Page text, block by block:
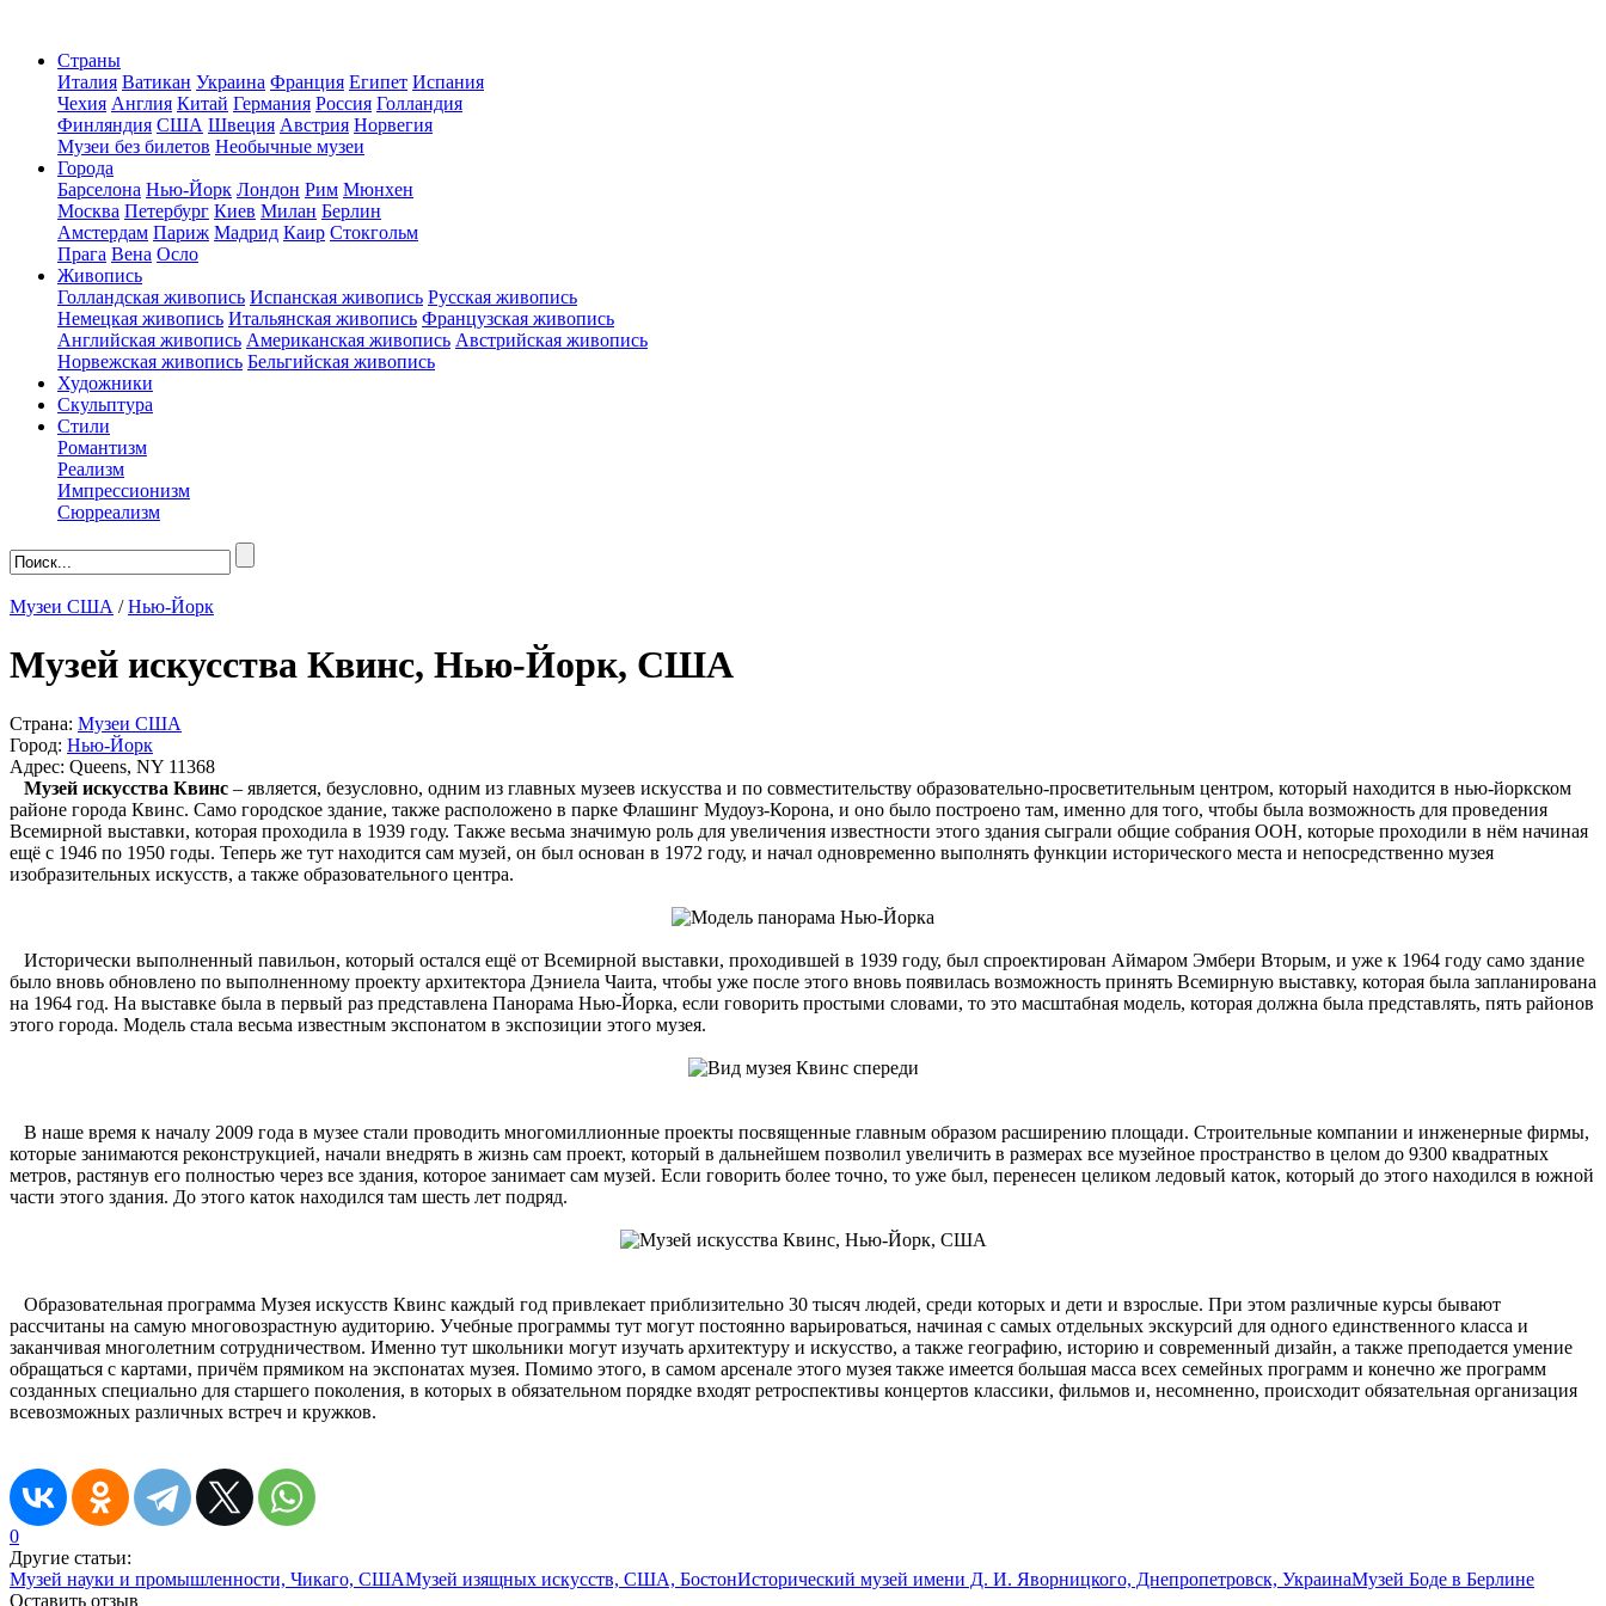
Страны
Италия Ватикан Украина Франция Египет Испания
Чехия Англия Китай Германия Россия Голландия
Финляндия США Швеция Австрия Норвегия
Музеи без билетов Необычные музеи
Города
Барселона Нью-Йорк Лондон Рим Мюнхен
Москва Петербург Киев Милан Берлин
Амстердам Париж Мадрид Каир Стокгольм
Прага Вена Осло
Живопись
Голландская живопись Испанская живопись Русская живопись
Немецкая живопись Итальянская живопись Французская живопись
Английская живопись Американская живопись Австрийская живопись
Норвежская живопись Бельгийская живопись
Художники
Скульптура
Стили
Романтизм
Реализм
Импрессионизм
Сюрреализм
Музеи США /Нью-Йорк
Музей искусства Квинс, Нью-Йорк, США
Страна: Музеи США
Город: Нью-Йорк
Адрес: Queens, NY 11368
Музей искусства Квинс – является, безусловно, одним из главных музеев искусства и по совместительству образовательно-просветительным центром, который находится в нью-йоркском
районе города Квинс. Само городское здание, также расположено в парке Флашинг Мудоуз-Корона, и оно было построено там, именно для того, чтобы была возможность для проведения
Всемирной выставки, которая проходила в 1939 году. Также весьма значимую роль для увеличения известности этого здания сыграли общие собрания ООН, которые проходили в нём начиная
ещё с 1946 по 1950 годы. Теперь же тут находится сам музей, он был основан в 1972 году, и начал одновременно выполнять функции исторического места и непосредственно музея
изобразительных искусств, а также образовательного центра.
Исторически выполненный павильон, который остался ещё от Всемирной выставки, проходившей в 1939 году, был спроектирован Аймаром Эмбери Вторым, и уже к 1964 году само здание
было вновь обновлено по выполненному проекту архитектора Дэниела Чаита, чтобы уже после этого вновь появилась возможность принять Всемирную выставку, которая была запланирована
на 1964 год. На выставке была в первый раз представлена Панорама Нью-Йорка, если говорить простыми словами, то это масштабная модель, которая должна была представлять, пять районов
этого города. Модель стала весьма известным экспонатом в экспозиции этого музея.
В наше время к началу 2009 года в музее стали проводить многомиллионные проекты посвященные главным образом расширению площади. Строительные компании и инженерные фирмы,
которые занимаются реконструкцией, начали внедрять в жизнь сам проект, который в дальнейшем позволил увеличить в размерах все музейное пространство в целом до 9300 квадратных
метров, растянув его полностью через все здания, которое занимает сам музей. Если говорить более точно, то уже был, перенесен целиком ледовый каток, который до этого находился в южной
части этого здания. До этого каток находился там шесть лет подряд.
Образовательная программа Музея искусств Квинс каждый год привлекает приблизительно 30 тысяч людей, среди которых и дети и взрослые. При этом различные курсы бывают
рассчитаны на самую многовозрастную аудиторию. Учебные программы тут могут постоянно варьироваться, начиная с самых отдельных экскурсий для одного единственного класса и
заканчивая многолетним сотрудничеством. Именно тут школьники могут изучать архитектуру и искусство, а также географию, историю и современный дизайн, а также преподается умение
обращаться с картами, причём прямиком на экспонатах музея. Помимо этого, в самом арсенале этого музея также имеется большая масса всех семейных программ и конечно же программ
созданных специально для старшего поколения, в которых в обязательном порядке входят ретроспективы концертов классики, фильмов и, несомненно, происходит обязательная организация
всевозможных различных встреч и кружков.
0
Другие статьи:
Музей науки и промышленности, Чикаго, СШАМузей изящных искусств, США, БостонИсторический музей имени Д. И. Яворницкого, Днепропетровск, УкраинаМузей Боде в Берлине
Оставить отзыв